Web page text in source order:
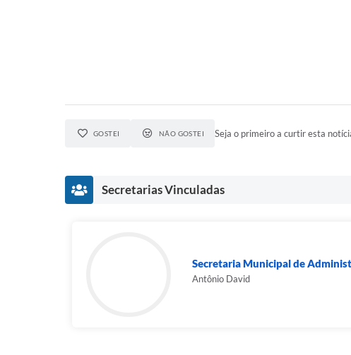
GOSTEI NÃO GOSTEI Seja o primeiro a curtir esta
Secretarias Vinculadas
Secretaria Municipal de
Antônio David